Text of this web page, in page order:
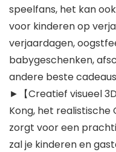
speelfans, het kan
voor kinderen op
verjaardagen,
babygeschenken,
andere beste
►【Creatief visueel
Kong, het realistische
zorgt voor een
zal je kinderen en